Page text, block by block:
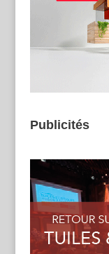
Publicités